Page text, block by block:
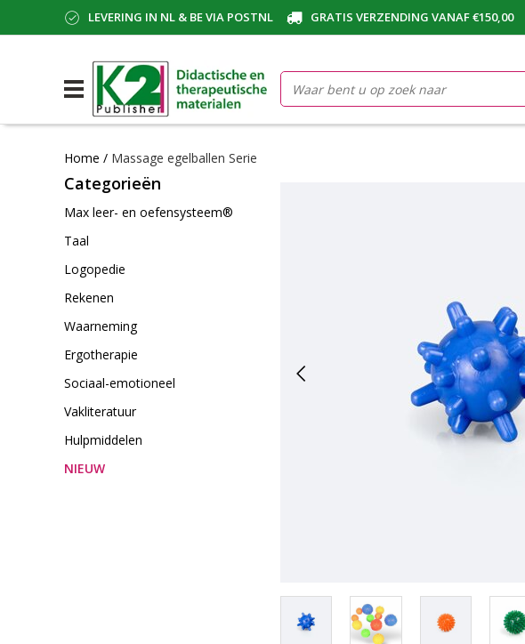
LEVERING IN NL & BE VIA POSTNL GRATIS VERZENDING VANAF €150,00
Home / Massage egelballen Serie
Categorieën
Max leer- en oefensysteem®
Taal
Logopedie
Rekenen
Waarneming
Ergotherapie
Sociaal-emotioneel
Vakliteratuur
Hulpmiddelen
NIEUW